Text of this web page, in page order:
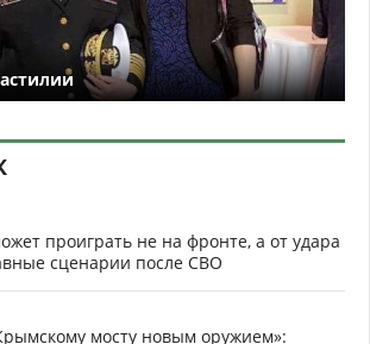
проиграть не на фронте, а от удара
сценарии после СВО
мосту новым оружием»: